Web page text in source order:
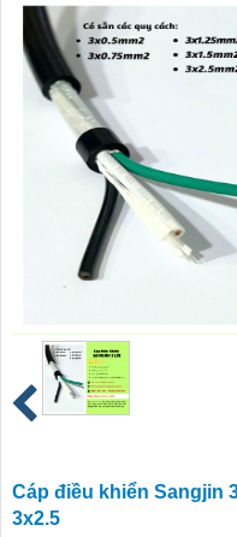
Cáp điều khiển Sangjin
3x2.5